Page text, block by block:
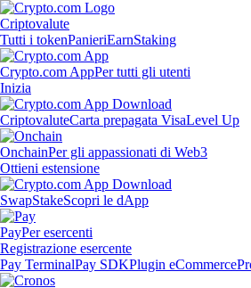
Criptovalute
Tutti i tokenPanieriEarnStaking
Crypto.com AppPer tutti gli utenti
Inizia
CriptovaluteCarta prepagata VisaLevel Up
OnchainPer gli appassionati di Web3
Ottieni estensione
SwapStakeScopri le dApp
PayPer esercenti
Registrazione esercente
Pay TerminalPay SDKPlugin eCommerce